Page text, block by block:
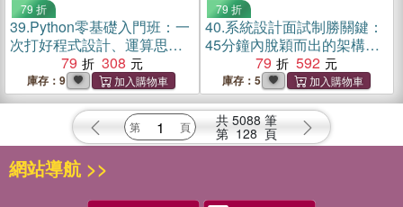
79 折
39.Python零基礎入門班：一
次打好程式設計、運算思維
與邏輯訓練基本功
79 308
庫存：9
79 折
40.系統設計面試制勝關鍵：
45分鐘內脫穎而出的架構實
力與解題邏輯
79 592
庫存：5
共 5088 筆
第 128 頁
網站導航 >>